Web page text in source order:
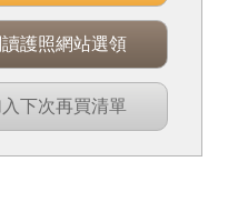
讀護照網站選領
入下次再買清單